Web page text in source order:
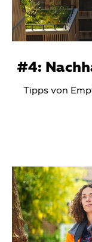
#4:
Teaser
Tipps von
Teaser
Media